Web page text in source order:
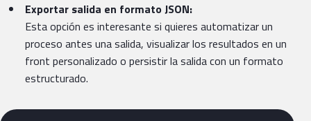
Exportar salida en formato JSON:
Esta opción es interesante si quieres automatizar un
proceso antes una salida, visualizar los resultados en un
front personalizado o persistir la salida con un formato
estructurado.